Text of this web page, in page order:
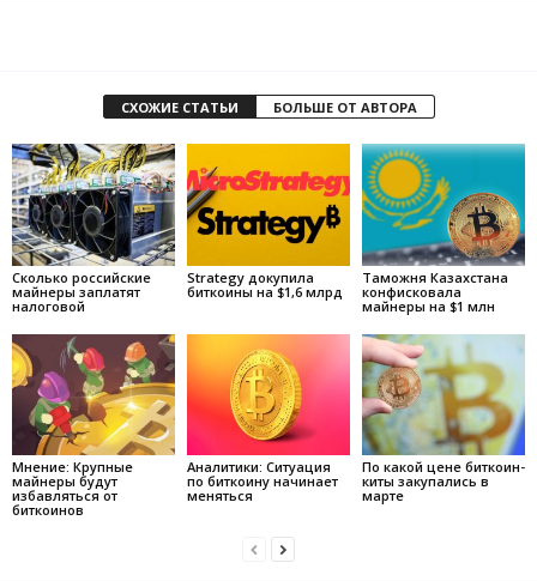
СХОЖИЕ СТАТЬИ БОЛЬШЕ ОТ АВТОРА
Сколько российские
майнеры заплатят
налоговой
Strategy докупила
биткоины на $1,6 млрд
Таможня Казахстана
конфисковала
майнеры на $1 млн
Мнение: Крупные
майнеры будут
избавляться от
биткоинов
Аналитики: Ситуация
по биткоину начинает
меняться
По какой цене биткоин-
киты закупались в
марте